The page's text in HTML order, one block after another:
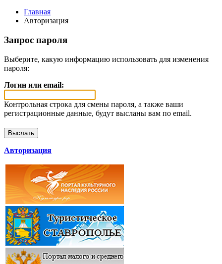
Главная
Авторизация
Запрос пароля
Выберите, какую информацию использовать для изменения
пароля:
Логин или email:
Контрольная строка для смены пароля, а также ваши
регистрационные данные, будут высланы вам по email.
Авторизация